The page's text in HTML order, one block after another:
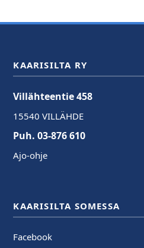
KAARISILTA RY
Villähteentie 458
15540 VILLÄHDE
Puh. 03-876 610
Ajo-ohje
KAARISILTA SOMESSA
Facebook